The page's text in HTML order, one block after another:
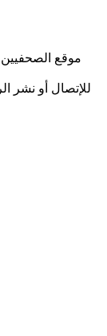
موقع